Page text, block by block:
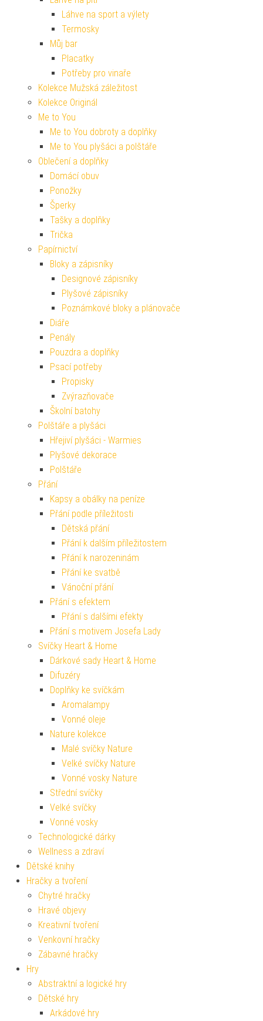
Láhve na sport a výlety
Termosky
Můj bar
Placatky
Potřeby pro vinaře
Kolekce Mužská záležitost
Kolekce Originál
Me to You
Me to You dobroty a doplňky
Me to You plyšáci a polštáře
Oblečení a doplňky
Domácí obuv
Ponožky
Šperky
Tašky a doplňky
Trička
Papírnictví
Bloky a zápisníky
Designové zápisníky
Plyšové zápisníky
Poznámkové bloky a plánovače
Diáře
Penály
Pouzdra a doplňky
Psací potřeby
Propisky
Zvýrazňovače
Školní batohy
Polštáře a plyšáci
Hřejiví plyšáci - Warmies
Plyšové dekorace
Polštáře
Přání
Kapsy a obálky na peníze
Přání podle příležitosti
Dětská přání
Přání k dalším příležitostem
Přání k narozeninám
Přání ke svatbě
Vánoční přání
Přání s efektem
Přání s dalšími efekty
Přání s motivem Josefa Lady
Svíčky Heart & Home
Dárkové sady Heart & Home
Difuzéry
Doplňky ke svíčkám
Aromalampy
Vonné oleje
Nature kolekce
Malé svíčky Nature
Velké svíčky Nature
Vonné vosky Nature
Střední svíčky
Velké svíčky
Vonné vosky
Technologické dárky
Wellness a zdraví
Dětské knihy
Hračky a tvoření
Chytré hračky
Hravé objevy
Kreativní tvoření
Venkovní hračky
Zábavné hračky
Hry
Abstraktní a logické hry
Dětské hry
Arkádové hry